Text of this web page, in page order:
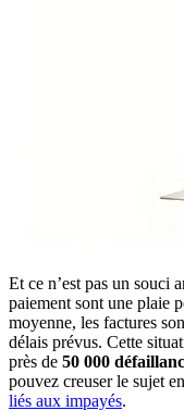
Et ce n’est pas un souci
paiement sont une plaie
moyenne, les factures
délais prévus. Cette
près de 50 000
pouvez creuser le sujet
liés aux impayés.